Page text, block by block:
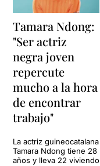
Tamara Ndong:
"Ser actriz
negra joven
repercute
mucho a la hora
de encontrar
trabajo"
La actriz guineocatalana
Tamara Ndong tiene 28
años y lleva 22 viviendo